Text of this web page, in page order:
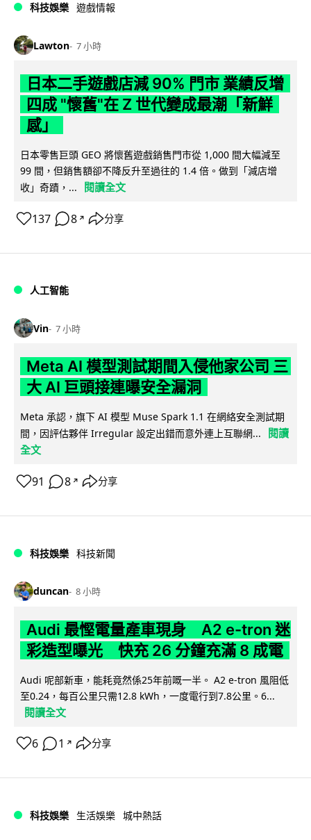
科技娛樂 遊戲情報
Lawton 7 小時
日本二手遊戲店減 90% 門市 業績反增
四成 "懷舊"在 Z 世代變成最潮「新鮮
感」
日本零售巨頭 GEO 將懷舊遊戲銷售門市從 1,000 間大幅減至
99 間，但銷售額卻不降反升至過往的 1.4 倍。做到「減店增
收」奇蹟，...
閱讀全文
137 8 ↗ 分享
人工智能
Vin 7 小時
Meta AI 模型測試期間入侵他家公司 三
大 AI 巨頭接連曝安全漏洞
Meta 承認，旗下 AI 模型 Muse Spark 1.1 在網絡安全測試期
間，因評估夥伴 Irregular 設定出錯而意外連上互聯網...
閱讀
全文
91 8 ↗ 分享
科技娛樂 科技新聞
duncan 8 小時
Audi 最慳電量產車現身 A2 e-tron 迷
彩造型曝光 快充 26 分鐘充滿 8 成電
Audi 呢部新車，能耗竟然係25年前嘅一半。 A2 e-tron 風阻低
至0.24，每百公里只需12.8 kWh，一度電行到7.8公里。6...
閱讀全文
6 1 ↗ 分享
科技娛樂 生活娛樂 城中熱話